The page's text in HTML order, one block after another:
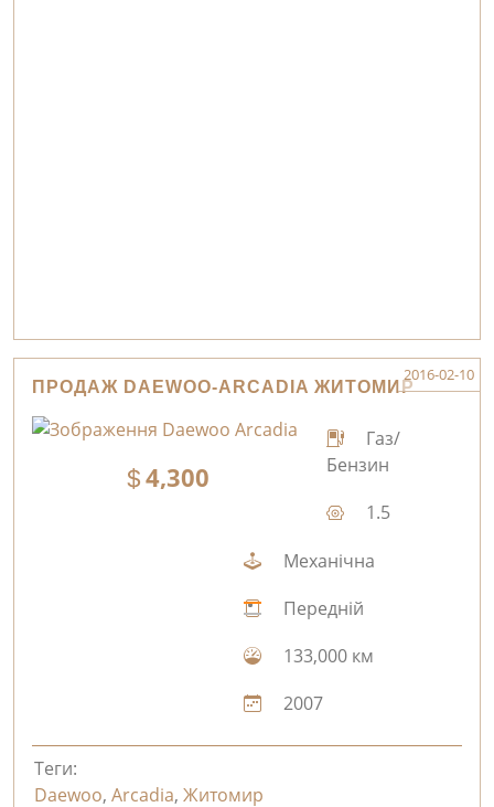
ПРОДАЖ DAEWOO-ARCADIA ЖИТОМИР
2016-02-10
4,300
Газ/
Бензин
1.5
Механічна
Передній
133,000 км
2007
Теги:
Daewoo, Arcadia, Житомир